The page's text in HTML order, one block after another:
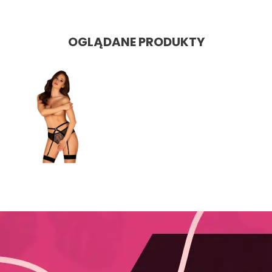
OGLĄDANE PRODUKTY
